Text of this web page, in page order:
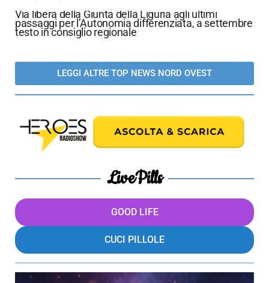
Via libera della Giunta della Liguria agli ultimi
passaggi per l’Autonomia differenziata, a settembre
testo in consiglio regionale
LEGGI ALTRE TOP NEWS NORD OVEST
LivePills
GOOD LIFE
CUCI PILLOLE